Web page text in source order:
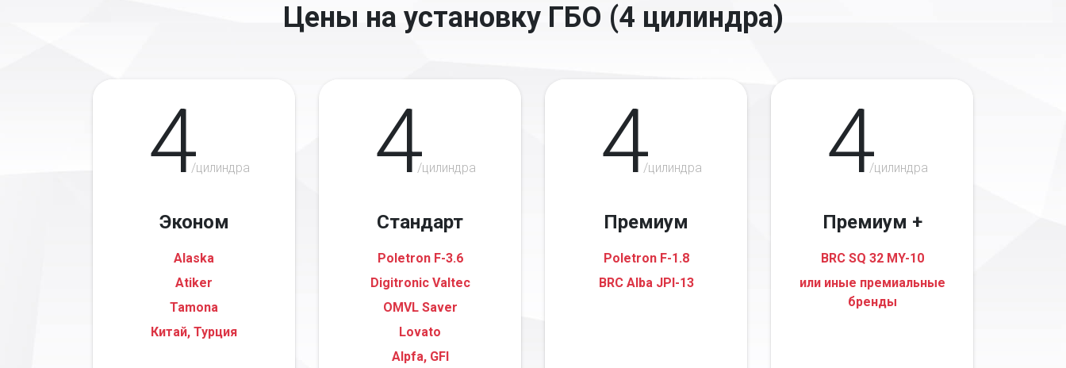
Цены на установку ГБО (4 цилиндра)
4/цилиндра
Эконом
Alaska
Atiker
Tamona
Китай, Турция
4/цилиндра
Стандарт
Poletron F-3.6
Digitronic Valtec
OMVL Saver
Lovato
Alpfa, GFI
4/цилиндра
Премиум
Poletron F-1.8
BRC Alba JPI-13
4/цилиндра
Премиум +
BRC SQ 32 MY-10
или иные премиальные
бренды